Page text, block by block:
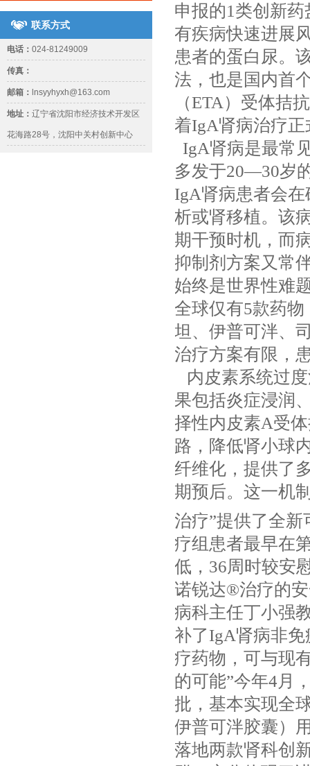
联系方式
电话： 024-81249009
传真：
邮箱： lnsyyhyxh@163.com
地址： 辽宁省沈阳市经济技术开发区
花海路28号，沈阳中关村创新中心
申报的1类创新
有疾病快速进展
患者的蛋白尿。
法，也是国内首
（ETA）受体拮
着IgA肾病治疗
IgA肾病是最常
多发于20—30岁
IgA肾病患者会
析或肾移植。该
期干预时机，而
抑制剂方案又常
始终是世界性难
全球仅有5款药
坦、伊普可泮、
治疗方案有限，
内皮素系统过
果包括炎症浸润
择性内皮素A受
路，降低肾小球
纤维化，提供了
期预后。这一机
治疗”提供了全新
疗组患者最早在
低，36周时较安
诺锐达®治疗的
病科主任丁小强
补了IgA肾病非
疗药物，可与现
的可能”今年4月
批，基本实现全
伊普可泮胶囊）
落地两款肾科创